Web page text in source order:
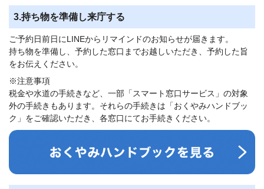
3.持ち物を準備し来庁する
ご予約日前日にLINEからリマインドのお知らせが届きます。
持ち物を準備し、予約した窓口までお越しいただき、予約した旨
をお伝えください。
※注意事項
税金や水道の手続きなど、一部「スマート窓口サービス」の対象
外の手続きもあります。それらの手続きは「おくやみハンドブッ
ク」をご確認いただき、各窓口にてお手続きください。